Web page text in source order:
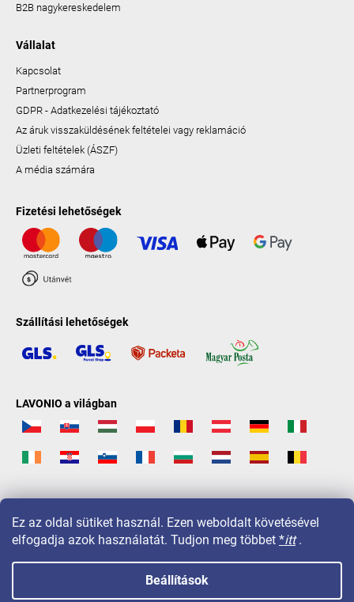
Ez az oldal sütiket használ. Ezen weboldalt követésével
elfogadja azok használatát. Tudjon meg többet *itt.
Beállítások
B2B nagykereskedelem
Vállalat
Kapcsolat
Partnerprogram
GDPR - Adatkezelési tájékoztató
Az áruk visszaküldésének feltételei vagy reklamáció
Üzleti feltételek (ÁSZF)
A média számára
Fizetési lehetőségek
Szállítási lehetőségek
LAVONIO a világban
Copyright 2026 LAVONIO.hu. Minden jog fenntartva.